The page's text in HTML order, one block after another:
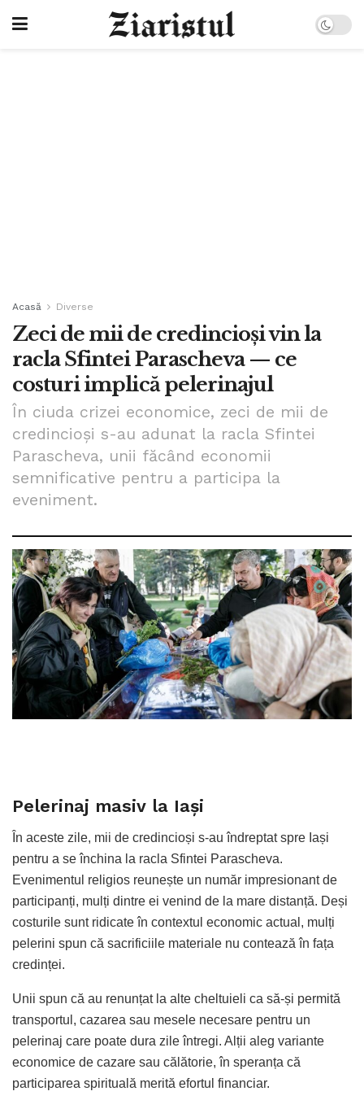
Acasă Diverse
Zeci de mii de credincioși vin la
racla Sfintei Parascheva — ce
costuri implică pelerinajul
În ciuda crizei economice, zeci de mii de
credincioși s-au adunat la racla Sfintei
Parascheva, unii făcând economii
semnificative pentru a participa la
eveniment.
Pelerinaj masiv la Iași
În aceste zile, mii de credincioși s-au îndreptat spre Iași
pentru a se închina la racla Sfintei Parascheva.
Evenimentul religios reunește un număr impresionant de
participanți, mulți dintre ei venind de la mare distanță. Deși
costurile sunt ridicate în contextul economic actual, mulți
pelerini spun că sacrificiile materiale nu contează în fața
credinței.
Unii spun că au renunțat la alte cheltuieli ca să-și permită
transportul, cazarea sau mesele necesare pentru un
pelerinaj care poate dura zile întregi. Alții aleg variante
economice de cazare sau călătorie, în speranța că
participarea spirituală merită efortul financiar.